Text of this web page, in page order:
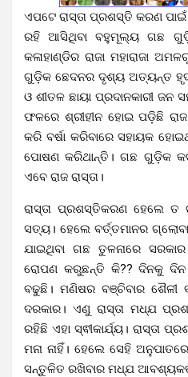
ଏପଟେ ରାସ୍ତା ପ୍ରଶସ୍ତି କରଣ
ରହି ଆସିଥିବା ବହୁମୂଲ୍ୟ ଗଛ
କଳାହାଣ୍ଡିର ରାଜା ମହାରାଜା
ଗୁଡ଼ିକ ଛେଦନର ଦୃଶ୍ୟ ଅତ୍ୟନ୍ତ
ଓ ଶୀତଳ ଛାୟା ପ୍ରଦାନକାରୀ ଜନ
ଫଳରେ ଶ୍ରୀହୀନ ହୋଇ ପଡ଼ିଛି ରାଜ
କରି ବର୍ଷା କରିବାରେ ସହାୟକ
ପୋଷଣ କରିଥାନ୍ତି। ଗଛ ଗୁଡ଼ିକ
ଏବେ ରାଜ ରାସ୍ତା।
ରାସ୍ତା ପ୍ରଶସ୍ତିକରଣ ହେଲେ
ସତ୍ୟ। ହେଲେ ବର୍ତ୍ତମାନର
ଯାଇଥିବା ଗଛ ତୁଳନାରେ
ରୋପଣ କରୁଛନ୍ତି କି?? ଦିନକୁ ଦିନ
ବଢୁଛି। ମଣିଷର ବଞ୍ଚିବାର ଶୈଳୀ
ଦରକାର। ଏଣୁ ରାସ୍ତା ମଧ୍ଯ
ରହିଛି ଏହା ସ୍ଵୀକାର୍ଯ୍ୟ। ରାସ୍ତା
ମନା ନାହିଁ। ହେଲେ ସେହି
ସନ୍ତୁଳିତ ରଖିବାର ମଧ୍ଯ